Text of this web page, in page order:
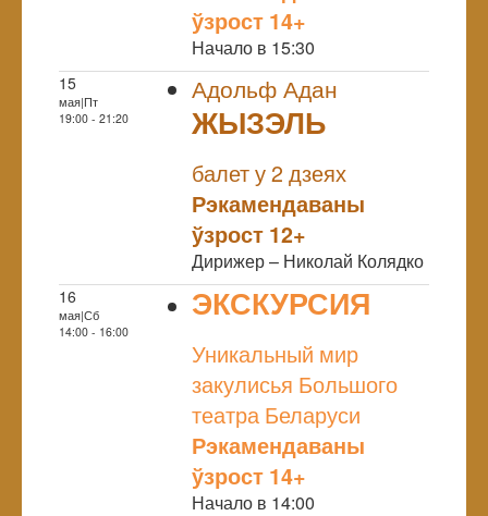
ўзрост 14+
Начало в 15:30
15
мая|Пт
19:00 - 21:20
Адольф Адан
ЖЫЗЭЛЬ
балет у 2 дзеях
Рэкамендаваны
ўзрост 12+
Дирижер – Николай Колядко
16
мая|Сб
14:00 - 16:00
ЭКСКУРСИЯ
Уникальный мир
закулисья Большого
театра Беларуси
Рэкамендаваны
ўзрост 14+
Начало в 14:00